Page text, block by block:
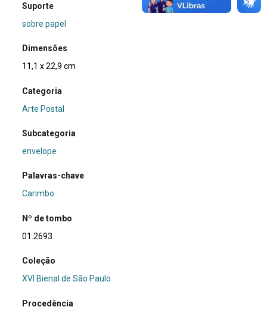
Suporte
sobre papel
Dimensões
11,1 x 22,9 cm
Categoria
Arte Postal
Subcategoria
envelope
Palavras-chave
Carimbo
Nº de tombo
01.2693
Coleção
XVI Bienal de São Paulo
Procedência